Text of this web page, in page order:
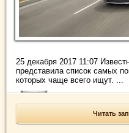
25 декабря 2017 11:07
представила список самых
которых чаще всего ищут. ...
Читать